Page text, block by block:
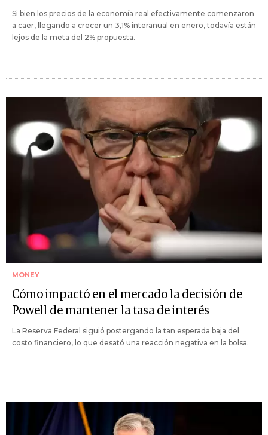
Si bien los precios de la economía real efectivamente comenzaron
a caer, llegando a crecer un 3,1% interanual en enero, todavía están
lejos de la meta del 2% propuesta.
MONEY
Cómo impactó en el mercado la decisión de
Powell de mantener la tasa de interés
La Reserva Federal siguió postergando la tan esperada baja del
costo financiero, lo que desató una reacción negativa en la bolsa.